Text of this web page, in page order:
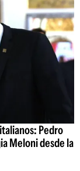
Pedro
Meloni desde la